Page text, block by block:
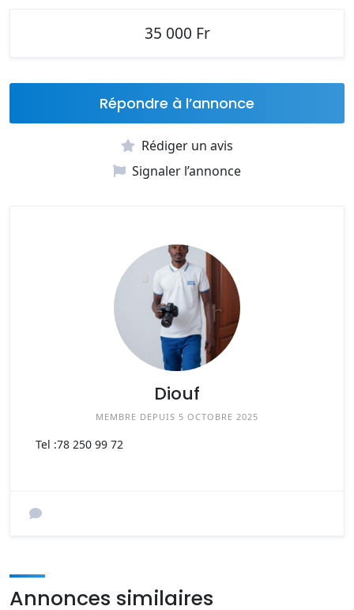
35 000 Fr
Répondre à l’annonce
Rédiger un avis
Signaler l’annonce
Diouf
MEMBRE DEPUIS 5 OCTOBRE 2025
Tel :78 250 99 72
Annonces similaires